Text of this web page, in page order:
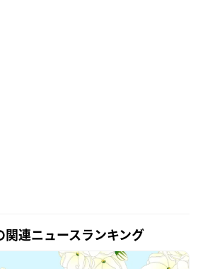
関連ニュースランキング